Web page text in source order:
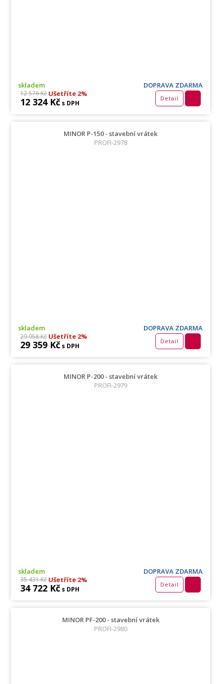
skladem DOPRAVA ZDARMA
12 576 KčUšetříte 2%
12 324 Kč s DPH
Detail
MINOR P-150 - stavební vrátek
PROFI-2978
skladem DOPRAVA ZDARMA
29 958 KčUšetříte 2%
29 359 Kč s DPH
Detail
MINOR P-200 - stavební vrátek
PROFI-2979
skladem DOPRAVA ZDARMA
35 431 KčUšetříte 2%
34 722 Kč s DPH
Detail
MINOR PF-200 - stavební vrátek
PROFI-2980